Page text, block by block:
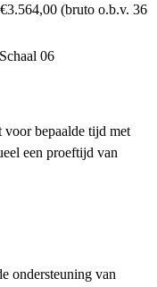
(bruto o.b.v. 36
06
voor bepaalde tijd met
een proeftijd van
ondersteuning van